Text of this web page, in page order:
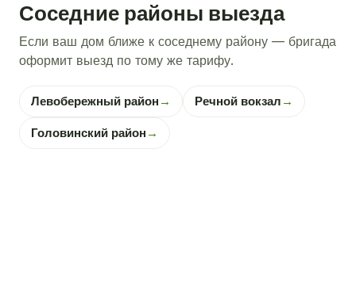
Соседние районы выезда
Если ваш дом ближе к соседнему району — бригада
оформит выезд по тому же тарифу.
Левобережный район → Речной вокзал →
Головинский район →